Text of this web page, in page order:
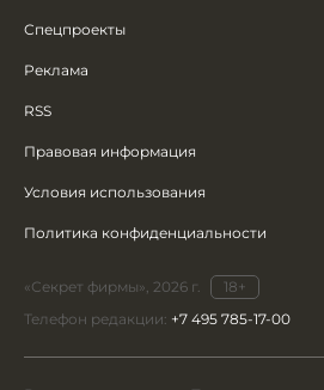
Спецпроекты
Реклама
RSS
Правовая информация
Условия использования
Политика конфиденциальности
«Секрет фирмы», 2026 г.
18+
Телефон редакции: +7 495 785-17-00